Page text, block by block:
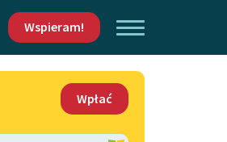
Wspieram!
Wpłać